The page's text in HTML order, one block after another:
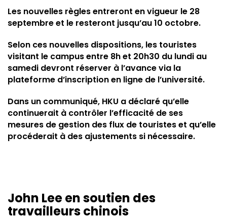
Les nouvelles règles entreront en vigueur le 28
septembre et le resteront jusqu’au 10 octobre.
Selon ces nouvelles dispositions, les touristes
visitant le campus entre 8h et 20h30 du lundi au
samedi devront réserver à l’avance via la
plateforme d’inscription en ligne de l’université.
Dans un communiqué, HKU a déclaré qu’elle
continuerait à contrôler l’efficacité de ses
mesures de gestion des flux de touristes et qu’elle
procéderait à des ajustements si nécessaire.
John Lee en soutien des
travailleurs chinois